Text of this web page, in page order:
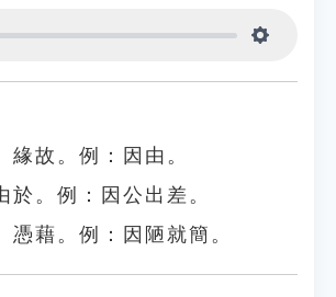
緣故。例：因由。
於。例：因公出差。
憑藉。例：因陋就簡。